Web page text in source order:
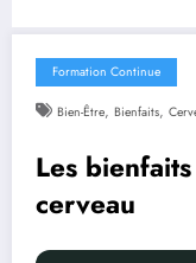
Formation Continue
Bien-Être, Bienfaits,
Les
cerveau